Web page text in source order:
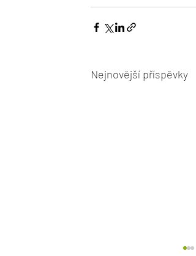
Nejnovější příspěvky